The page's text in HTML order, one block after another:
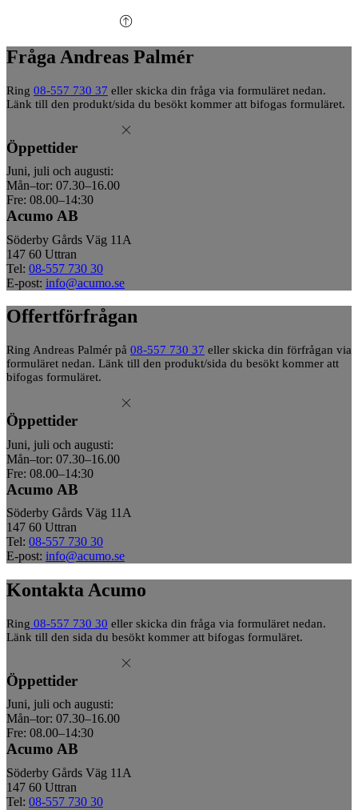
Fråga Andreas Palmér
Ring 08-557 730 37 eller skicka din fråga via formuläret nedan.
Länk till den produkt/sida du besökt kommer att bifogas formuläret.
Öppettider
Juni, juli och augusti:
Mån–tor: 07.30–16.00
Fre: 08.00–14:30
Acumo AB
Söderby Gårds Väg 11A
147 60 Uttran
Tel: 08-557 730 30
E-post: info@acumo.se
Offertförfrågan
Ring Andreas Palmér på 08-557 730 37 eller skicka din förfrågan via
formuläret nedan. Länk till den produkt/sida du besökt kommer att
bifogas formuläret.
Öppettider
Juni, juli och augusti:
Mån–tor: 07.30–16.00
Fre: 08.00–14:30
Acumo AB
Söderby Gårds Väg 11A
147 60 Uttran
Tel: 08-557 730 30
E-post: info@acumo.se
Kontakta Acumo
Ring 08-557 730 30 eller skicka din fråga via formuläret nedan.
Länk till den sida du besökt kommer att bifogas formuläret.
Öppettider
Juni, juli och augusti:
Mån–tor: 07.30–16.00
Fre: 08.00–14:30
Acumo AB
Söderby Gårds Väg 11A
147 60 Uttran
Tel: 08-557 730 30